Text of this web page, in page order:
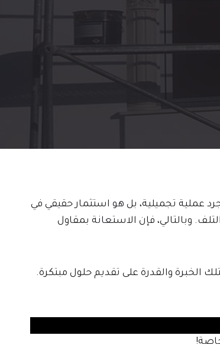
عملية تجميلية، بل هو استثمار حقيقي في
وبالتالي، فإن الاستعانة بمقاول
الخبرة والقدرة على تقديم حلول مبتكرة.